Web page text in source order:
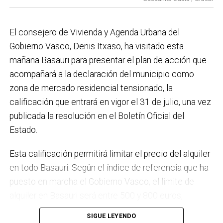
el Plan de Acción contra el Ruido y la instalación de
régimen de autoconsumo, que hacen de Basauri un
municipio más sostenible y preparado para el futuro.
En ese sentido, estamos trabajando en acciones de
clima y energía, entre las que destacan el diseño de
una red de refugios climáticos, junto con un Plan de
Actuación ante Episodios de Altas Temperaturas,
como las que recientemente hemos sufrido.
proyecto de lanueva haurreskola que se construirá en
Sarratu, junto a Arizko Ikastola, y que es una apuesta
por la educación pública y un elemento más de apoyo
el trabajo que desarrollamos en igualdad, con una
El consejero de Vivienda y Agenda Urbana del
Gobierno Vasco, Denis Itxaso, ha visitado esta
mañana Basauri para presentar el plan de acción que
acompañará a la declaración del municipio como
zona de mercado residencial tensionado, la
calificación que entrará en vigor el 31 de julio, una vez
publicada la resolución en el Boletín Oficial del
Estado.
Esta calificación permitirá limitar el precio del alquiler
en todo Basauri. Según el índice de referencia que ha
puesto en marcha el Gobierno Vasco, el límite de
dependiendo de la zona y de las características de la
SIGUE LEYENDO